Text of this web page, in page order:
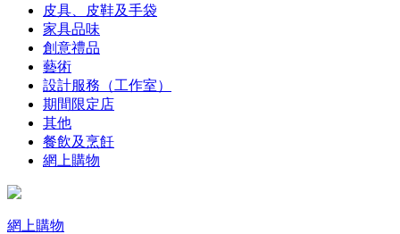
皮具、皮鞋及手袋
家具品味
創意禮品
藝術
設計服務（工作室）
期間限定店
其他
餐飲及烹飪
網上購物
網上購物